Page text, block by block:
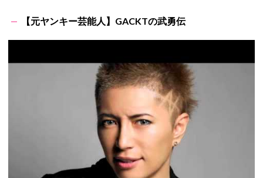
【元ヤンキー芸能人】GACKTの武勇伝